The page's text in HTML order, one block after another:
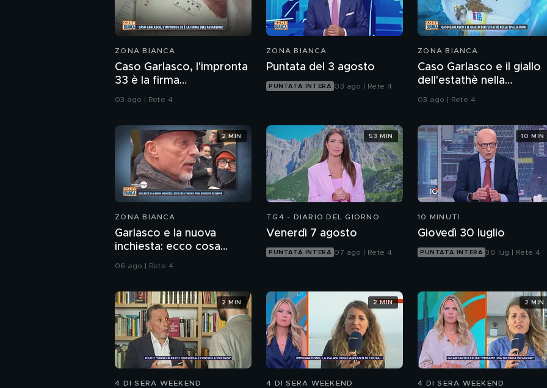
ZONA BIANCA
Caso Garlasco, l'impronta
33 è la firma
dell'assassino?
03 ago | Rete 4
ZONA BIANCA
Puntata del 3 agosto
PUNTATA INTERA 03 ago | Rete 4
ZONA BIANCA
Caso Garlasco e il giallo
dell'estathè nella
spazzatura
03 ago | Rete 4
ZONA BIANCA
Garlasco e la nuova
inchiesta: ecco cosa
pensa il pool difensivo di
06 ago | Rete 4
2 MIN
TG4 - DIARIO DEL GIORNO
Venerdì 7 agosto
PUNTATA INTERA 07 ago | Rete 4
53 MIN
10 MINUTI
Giovedì 30 luglio
PUNTATA INTERA 30 lug | Rete 4
10 MIN
4 DI SERA WEEKEND
2 MIN
4 DI SERA WEEKEND
2 MIN
4 DI SERA WEEKEND
2 MIN